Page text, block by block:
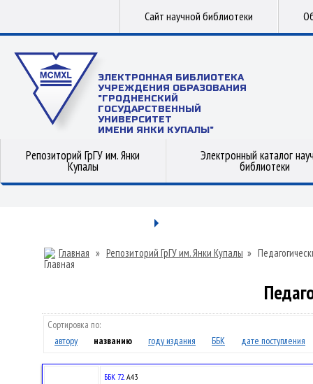
Сайт научной библиотеки
ЭЛЕКТРОННАЯ БИБЛИОТЕКА
УЧРЕЖДЕНИЯ ОБРАЗОВАНИЯ
"ГРОДНЕНСКИЙ
ГОСУДАРСТВЕННЫЙ
УНИВЕРСИТЕТ
ИМЕНИ ЯНКИ КУПАЛЫ"
Репозиторий ГрГУ им. Янки
Купалы
Электронный каталог
библиотеки
Главная » Репозиторий ГрГУ им. Янки Купалы »
Сортировка по:
автору
названию году издания ББК дате поступления
ББК 72.А43